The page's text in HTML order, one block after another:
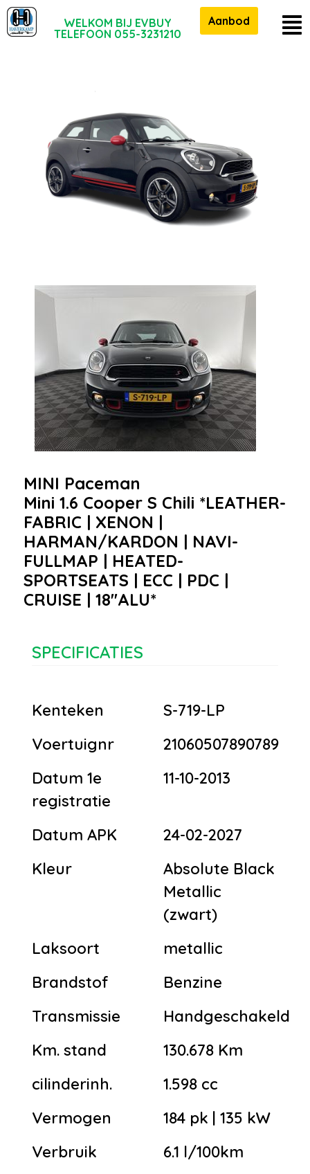
WELKOM BIJ EVBUY
TELEFOON 055-3231210
Aanbod
MINI Paceman
Mini 1.6 Cooper S Chili *LEATHER-
FABRIC | XENON |
HARMAN/KARDON | NAVI-
FULLMAP | HEATED-
SPORTSEATS | ECC | PDC |
CRUISE | 18''ALU*
SPECIFICATIES
Kenteken
S-719-LP
Voertuignr
21060507890789
Datum 1e
registratie
11-10-2013
Datum APK
24-02-2027
Kleur
Absolute Black
Metallic
(zwart)
Laksoort
metallic
Brandstof
Benzine
Transmissie
Handgeschakeld
Km. stand
130.678 Km
cilinderinh.
1.598 cc
Vermogen
184 pk | 135 kW
Verbruik
6.1 l/100km